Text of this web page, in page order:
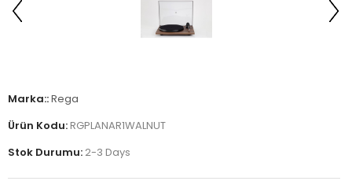
Marka::Rega
Ürün Kodu:RGPLANAR1WALNUT
Stok Durumu: 2-3 Days